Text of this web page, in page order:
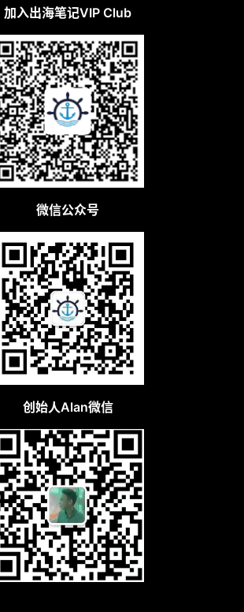
加入出海笔记VIP Club
微信公众号
创始人Alan微信